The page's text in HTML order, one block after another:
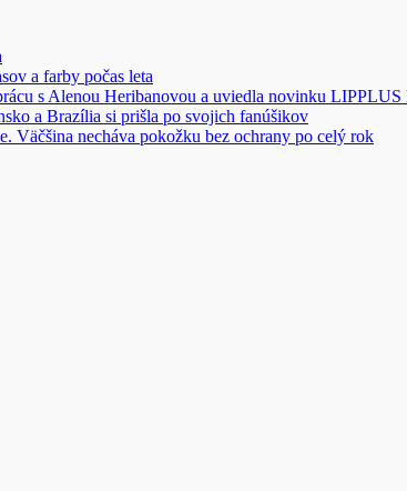
a farby počas leta
s Alenou Heribanovou a uviedla novinku
a Brazília si prišla po svojich fanúšikov
Väčšina necháva pokožku bez ochrany po celý rok